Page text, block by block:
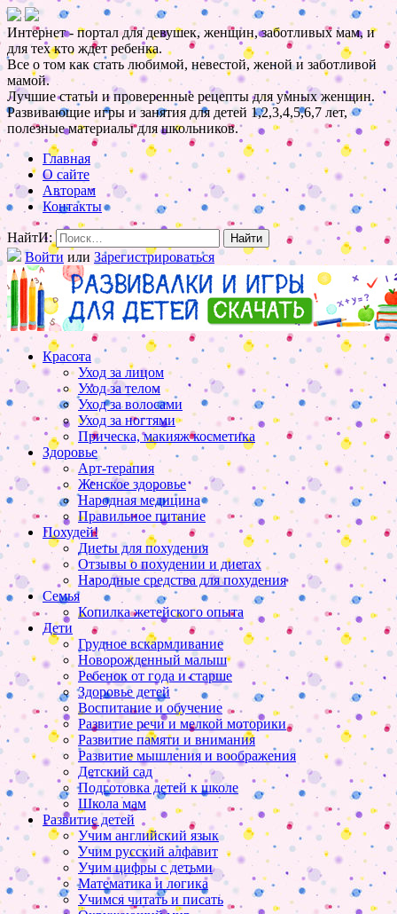
Интернет - портал для девушек, женщин, заботливых мам, и
для тех кто ждет ребенка.
Все о том как стать любимой, невестой, женой и заботливой
мамой.
Лучшие статьи и проверенные рецепты для умных женщин.
Развивающие игры и занятия для детей 1,2,3,4,5,6,7 лет,
полезные материалы для школьников.
Главная
О сайте
Авторам
Контакты
НайтИ:
Войти или Зарегистрироваться
Красота
Уход за лицом
Уход за телом
Уход за волосами
Уход за ногтями
Прическа, макияж косметика
Здоровье
Арт-терапия
Женское здоровье
Народная медицина
Правильное питание
Похудей!
Диеты для похудения
Отзывы о похудении и диетах
Народные средства для похудения
Семья
Копилка жетейского опыта
Дети
Грудное вскармливание
Новорожденный малыш
Ребенок от года и старше
Здоровье детей
Воспитание и обучение
Развитие речи и мелкой моторики
Развитие памяти и внимания
Развитие мышления и воображения
Детский сад
Подготовка детей к школе
Школа мам
Развитие детей
Учим английский язык
Учим русский алфавит
Учим цифры с детьми
Математика и логика
Учимся читать и писать